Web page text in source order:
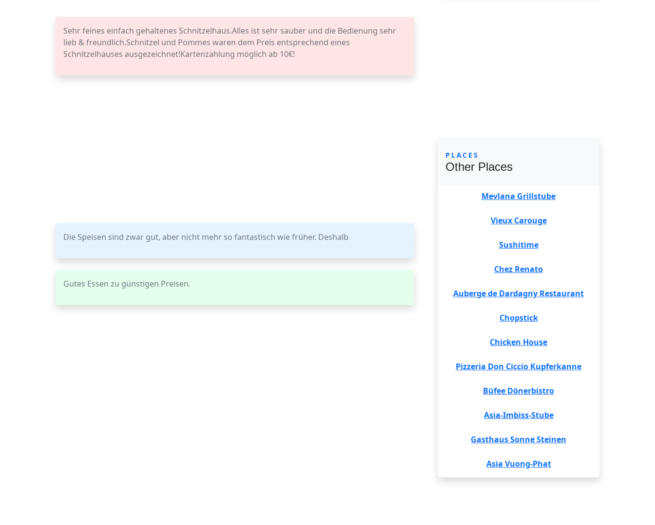
Sehr feines einfach gehaltenes Schnitzelhaus.Alles ist sehr sauber und die Bedienung sehr
lieb & freundlich.Schnitzel und Pommes waren dem Preis entsprechend eines
Schnitzelhauses ausgezeichnet!Kartenzahlung möglich ab 10€!
Die Speisen sind zwar gut, aber nicht mehr so fantastisch wie früher. Deshalb
Gutes Essen zu günstigen Preisen.
PLACES
Other Places
Mevlana Grillstube
Vieux Carouge
Sushitime
Chez Renato
Auberge de Dardagny Restaurant
Chopstick
Chicken House
Pizzeria Don Ciccio Kupferkanne
Büfee Dönerbistro
Asia-Imbiss-Stube
Gasthaus Sonne Steinen
Asia Vuong-Phat